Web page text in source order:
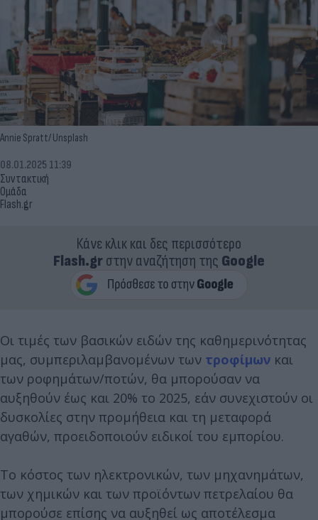
Annie Spratt/ Unsplash
Συντακτική
Ομάδα
Flash.gr
08.01.2025 11:39
Κάνε κλικ και δες περισσότερο
Flash.grστην αναζήτηση της Google
Οι τιμές των βασικών ειδών της καθημερινότητας
μας, συμπεριλαμβανομένων των τροφίμων και
των ροφημάτων/ποτών, θα μπορούσαν να
αυξηθούν έως και 20% το 2025, εάν συνεχιστούν οι
δυσκολίες στην προμήθεια και τη μεταφορά
αγαθών, προειδοποιούν ειδικοί του εμπορίου.
Το κόστος των ηλεκτρονικών, των μηχανημάτων,
των χημικών και των προϊόντων πετρελαίου θα
μπορούσε επίσης να αυξηθεί ως αποτέλεσμα